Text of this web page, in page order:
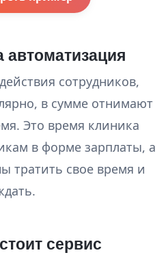
сотрудников,
в сумме отнимают
Это время клиника
в форме зарплаты, а
тратить свое время и
сервис